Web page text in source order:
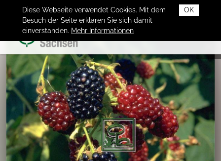
OK
Diese Webseite verwendet Cookies. Mit dem
Besuch der Seite erklären Sie sich damit
einverstanden. Mehr Informationen